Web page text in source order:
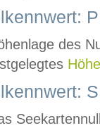
des